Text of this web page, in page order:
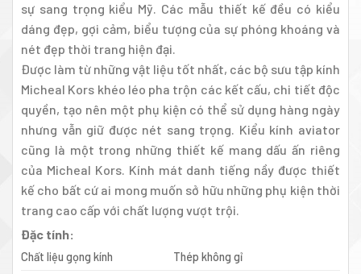
sự sang trọng kiểu Mỹ. Các mẫu thiết kế đều có kiểu
dáng đẹp, gợi cảm, biểu tượng của sự phóng khoáng và
nét đẹp thời trang hiện đại.
Được làm từ những vật liệu tốt nhất, các bộ sưu tập kính
Micheal Kors khéo léo pha trộn các kết cấu, chi tiết độc
quyền, tạo nên một phụ kiện có thể sử dụng hàng ngày
nhưng vẫn giữ được nét sang trọng. Kiểu kính aviator
cũng là một trong những thiết kế mang dấu ấn riêng
của Micheal Kors. Kính mát danh tiếng nầy được thiết
kế cho bất cứ ai mong muốn sở hữu những phụ kiện thời
trang cao cấp với chất lượng vượt trội.
Đặc tính:
Chất liệu gọng kính
Thép không gỉ